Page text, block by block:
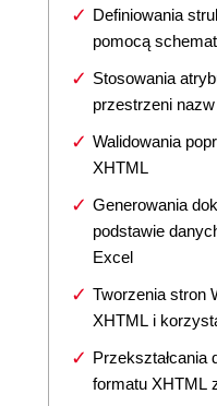
Definiowania
pomocą
Stosowania
przestrzeni
Walidowania
XHTML
Generowania
podstawie
Excel
Tworzenia stron
XHTML i
Przekształcania
formatu XHTML